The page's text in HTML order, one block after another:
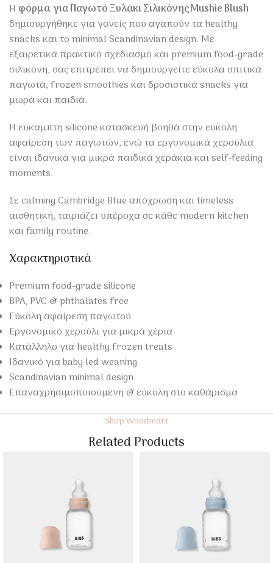
Η φόρμα για Παγωτό Ξυλάκι Σιλικόνης Mushie Blush
δημιουργήθηκε για γονείς που αγαπούν τα healthy
snacks και το minimal Scandinavian design. Με
εξαιρετικά πρακτικό σχεδιασμό και premium food-grade
σιλικόνη, σας επιτρέπει να δημιουργείτε εύκολα σπιτικά
παγωτά, frozen smoothies και δροσιστικά snacks για
μωρά και παιδιά.
Η εύκαμπτη silicone κατασκευή βοηθά στην εύκολη
αφαίρεση των παγωτών, ενώ τα εργονομικά χερούλια
είναι ιδανικά για μικρά παιδικά χεράκια και self-feeding
moments.
Σε calming Cambridge Blue απόχρωση και timeless
αισθητική, ταιριάζει υπέροχα σε κάθε modern kitchen
και family routine.
Χαρακτηριστικά
Premium food-grade silicone
BPA, PVC & phthalates free
Εύκολη αφαίρεση παγωτού
Εργονομικό χερούλι για μικρά χέρια
Κατάλληλο για healthy frozen treats
Ιδανικό για baby led weaning
Scandinavian minimal design
Επαναχρησιμοποιούμενη & εύκολη στο καθάρισμα
Shop Woodmart
Related Products